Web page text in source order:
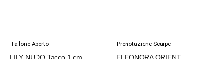
Tallone Aperto
LILY NUDO Tacco 1 cm
Prenotazione Scarpe
ELEONORA ORIENT